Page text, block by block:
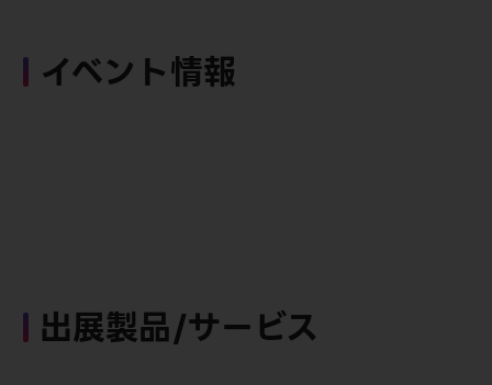
イベント情報
出展製品/サービス